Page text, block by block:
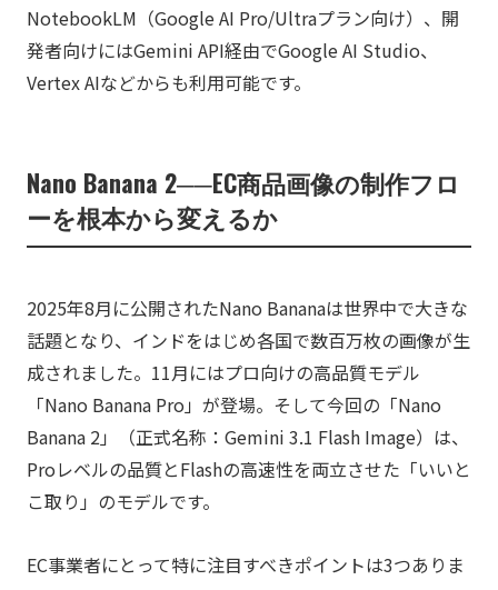
NotebookLM（Google AI Pro/Ultraプラン向け）、開
発者向けにはGemini API経由でGoogle AI Studio、
Vertex AIなどからも利用可能です。
Nano Banana 2──EC商品画像の制作フロ
ーを根本から変えるか
2025年8月に公開されたNano Bananaは世界中で大きな
話題となり、インドをはじめ各国で数百万枚の画像が生
成されました。11月にはプロ向けの高品質モデル
「Nano Banana Pro」が登場。そして今回の「Nano
Banana 2」（正式名称：Gemini 3.1 Flash Image）は、
Proレベルの品質とFlashの高速性を両立させた「いいと
こ取り」のモデルです。
EC事業者にとって特に注目すべきポイントは3つありま